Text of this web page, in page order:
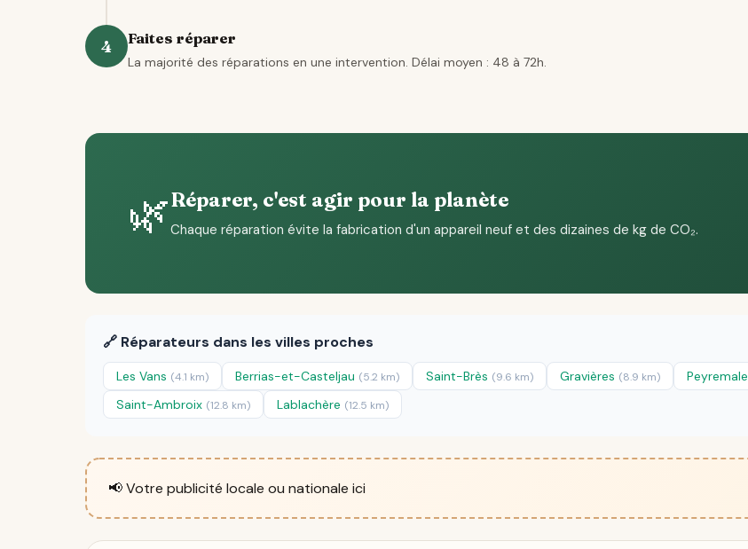
4 Faites réparer
La majorité des réparations en une intervention. Délai moyen : 48 à 72h.
🌿Réparer, c'est agir pour la planète
Chaque réparation évite la fabrication d'un appareil neuf et des dizaines de kg de CO₂.
🔗 Réparateurs dans les villes proches
Les Vans (4.1 km) Berrias-et-Casteljau (5.2 km) Saint-Brès (9.6 km) Gravières (8.9 km) Peyremale
Saint-Ambroix (12.8 km) Lablachère (12.5 km)
📢 Votre publicité locale ou nationale ici